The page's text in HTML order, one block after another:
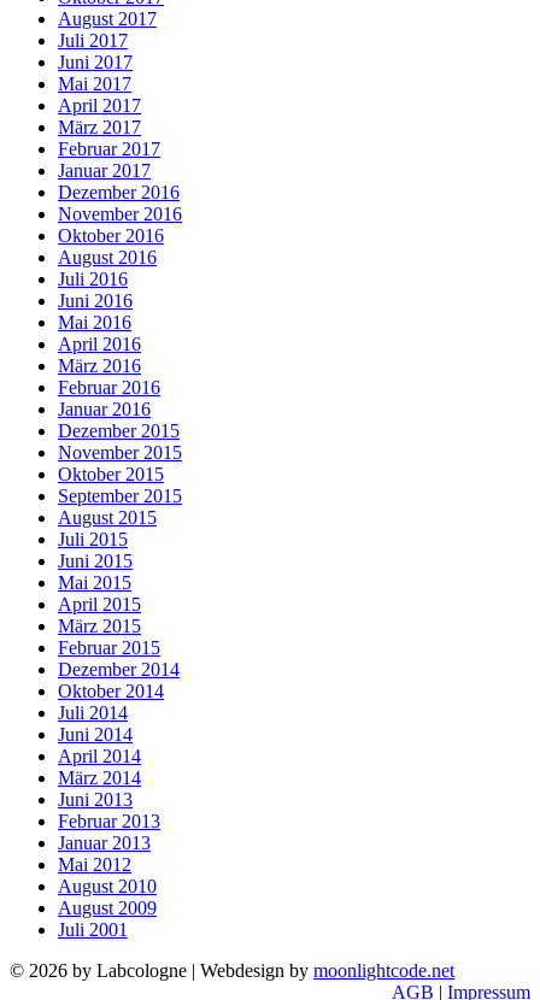
August 2017
Juli 2017
Juni 2017
Mai 2017
April 2017
März 2017
Februar 2017
Januar 2017
Dezember 2016
November 2016
Oktober 2016
August 2016
Juli 2016
Juni 2016
Mai 2016
April 2016
März 2016
Februar 2016
Januar 2016
Dezember 2015
November 2015
Oktober 2015
September 2015
August 2015
Juli 2015
Juni 2015
Mai 2015
April 2015
März 2015
Februar 2015
Dezember 2014
Oktober 2014
Juli 2014
Juni 2014
April 2014
März 2014
Juni 2013
Februar 2013
Januar 2013
Mai 2012
August 2010
August 2009
Juli 2001
© 2026 by Labcologne | Webdesign by moonlightcode.net
AGB | Impressum